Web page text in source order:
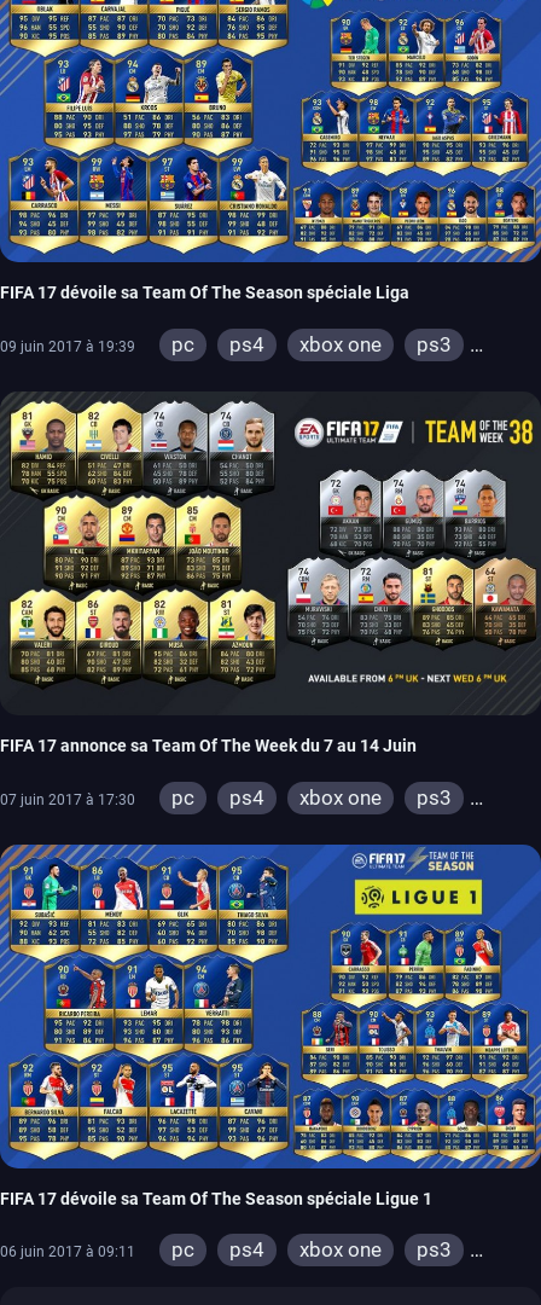
FIFA 17 dévoile sa Team Of The Season spéciale Liga
09 juin 2017 à 19:39 pc ps4 xbox one
ps3
FIFA 17 annonce sa Team Of The Week du 7 au 14 Juin
07 juin 2017 à 17:30 pc ps4 xbox one
ps3
FIFA 17 dévoile sa Team Of The Season spéciale Ligue 1
06 juin 2017 à 09:11 pc ps4 xbox one
ps3